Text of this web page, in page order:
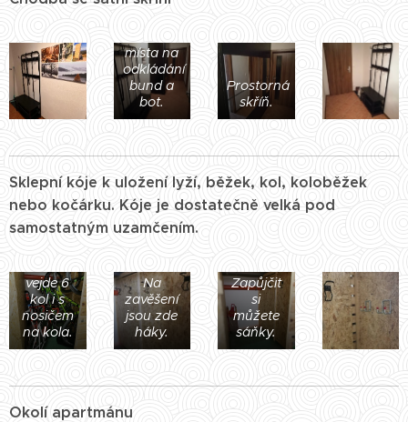
místa na
odkládání
bund a
bot.
Prostorná
skříň.
Sklepní kóje k uložení lyží, běžek, kol, koloběžek
nebo kočárku. Kóje je dostatečně velká pod
samostatným uzamčením.
Bez
vejde 6
kol i s
nosičem
na kola.
Na
zavěšení
jsou zde
háky.
Zapůjčit
si
můžete
sáňky.
Okolí apartmánu